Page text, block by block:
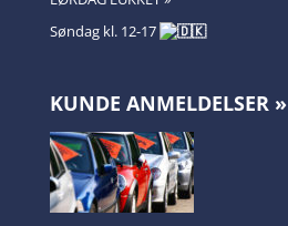
Søndag kl. 12-17
KUNDE ANMELDELSER »